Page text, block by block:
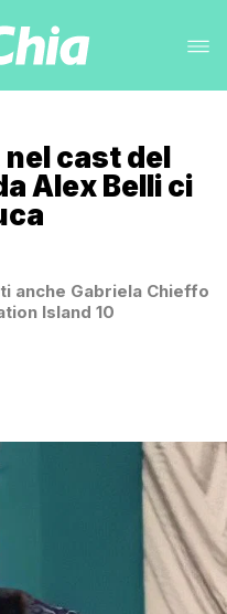
nel cast del
Alex Belli ci
anche Gabriela Chieffo
Island 10